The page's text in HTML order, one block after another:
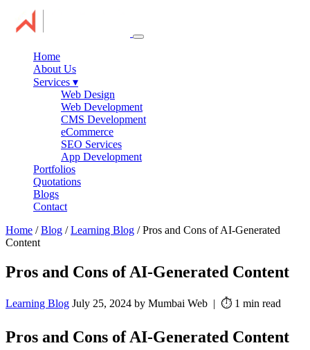
Home
About Us
Services ▾
Web Design
Web Development
CMS Development
eCommerce
SEO Services
App Development
Portfolios
Quotations
Blogs
Contact
Home /Blog /Learning Blog / Pros and Cons of AI-Generated
Content
Pros and Cons of AI-Generated Content
Learning Blog July 25, 2024 by Mumbai Web | ⏱️ 1 min read
Pros and Cons of AI-Generated Content